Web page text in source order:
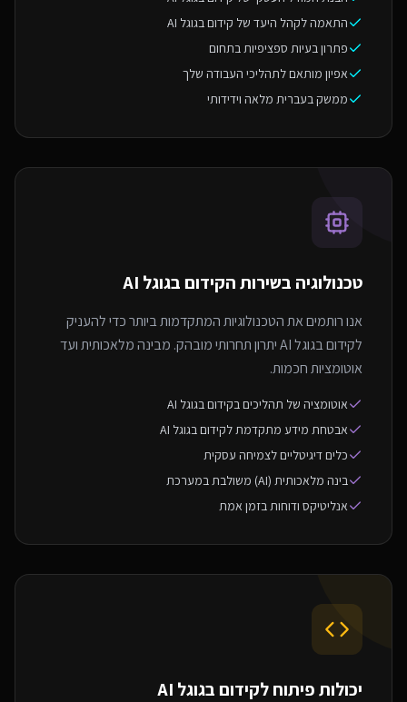
התאמה לקהל היעד של קידום בגוגל AI
פתרון בעיות ספציפיות בתחום
אפיון מותאם לתהליכי העבודה שלך
ממשק בעברית מלאה וידידותי
טכנולוגיה בשירות הקידום בגוגל AI
אנו רותמים את הטכנולוגיות המתקדמות ביותר כדי להעניק
לקידום בגוגל AI יתרון תחרותי מובהק. מבינה מלאכותית ועד
אוטומציות חכמות.
אוטומציה של תהליכים בקידום בגוגל AI
אבטחת מידע מתקדמת לקידום בגוגל AI
כלים דיגיטליים לצמיחה עסקית
בינה מלאכותית (AI) משולבת במערכת
אנליטיקס ודוחות בזמן אמת
יכולות פיתוח לקידום בגוגל AI